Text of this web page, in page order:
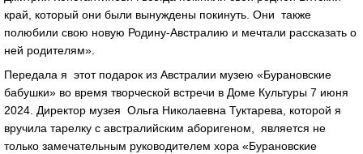
край, который они были вынуждены покинуть. Они также
полюбили свою новую Родину-Австралию и мечтали рассказать о
ней родителям».
Передала я этот подарок из Австралии музею «Бурановские
бабушки» во время творческой встречи в Доме Культуры 7 июня
2024. Директор музея Ольга Николаевна Туктарева, которой я
вручила тарелку с австралийским аборигеном, является не
только замечательным руководителем хора «Бурановские